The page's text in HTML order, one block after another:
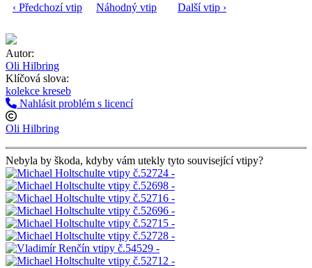
‹ Předchozí vtip
Náhodný vtip Další vtip ›
Autor:
Oli Hilbring
Klíčová slova:
kolekce kreseb
Nahlásit problém s licencí
Oli Hilbring
Nebyla by škoda, kdyby vám utekly tyto související vtipy?